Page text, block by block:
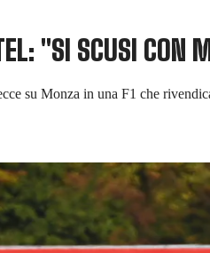
"SI SCUSI CON
su Monza in una F1 che